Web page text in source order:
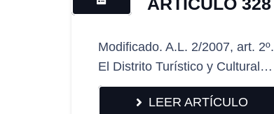
Modificado. A.L. 2/2007, art. 2º.
El Distrito Turístico y Cultural…
LEER ARTÍCULO